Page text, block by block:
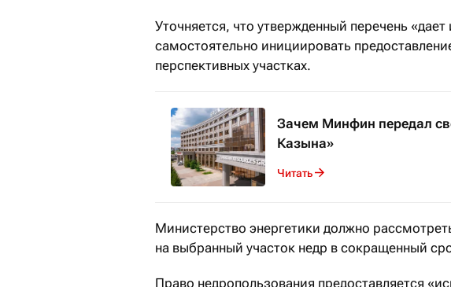
Уточняется, что утвержденный перечень
самостоятельно инициировать
перспективных участках.
Зачем Минфин передал
Казына»
Читать
Министерство энергетики должно
на выбранный участок недр в сокращенный
Право недропользования предоставляется